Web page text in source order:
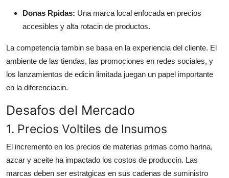
Donas Rpidas: Una marca local enfocada en precios
accesibles y alta rotacin de productos.
La competencia tambin se basa en la experiencia del cliente. El
ambiente de las tiendas, las promociones en redes sociales, y
los lanzamientos de edicin limitada juegan un papel importante
en la diferenciacin.
Desafos del Mercado
1. Precios Voltiles de Insumos
El incremento en los precios de materias primas como harina,
azcar y aceite ha impactado los costos de produccin. Las
marcas deben ser estratgicas en sus cadenas de suministro